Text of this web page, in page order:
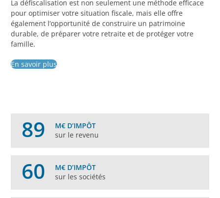
La défiscalisation est non seulement une méthode efficace
pour optimiser votre situation fiscale, mais elle offre
également l’opportunité de construire un patrimoine
durable, de préparer votre retraite et de protéger votre
famille.
En savoir plus
89
M€ D’IMPÔT
sur le revenu
60
M€ D’IMPÔT
sur les sociétés